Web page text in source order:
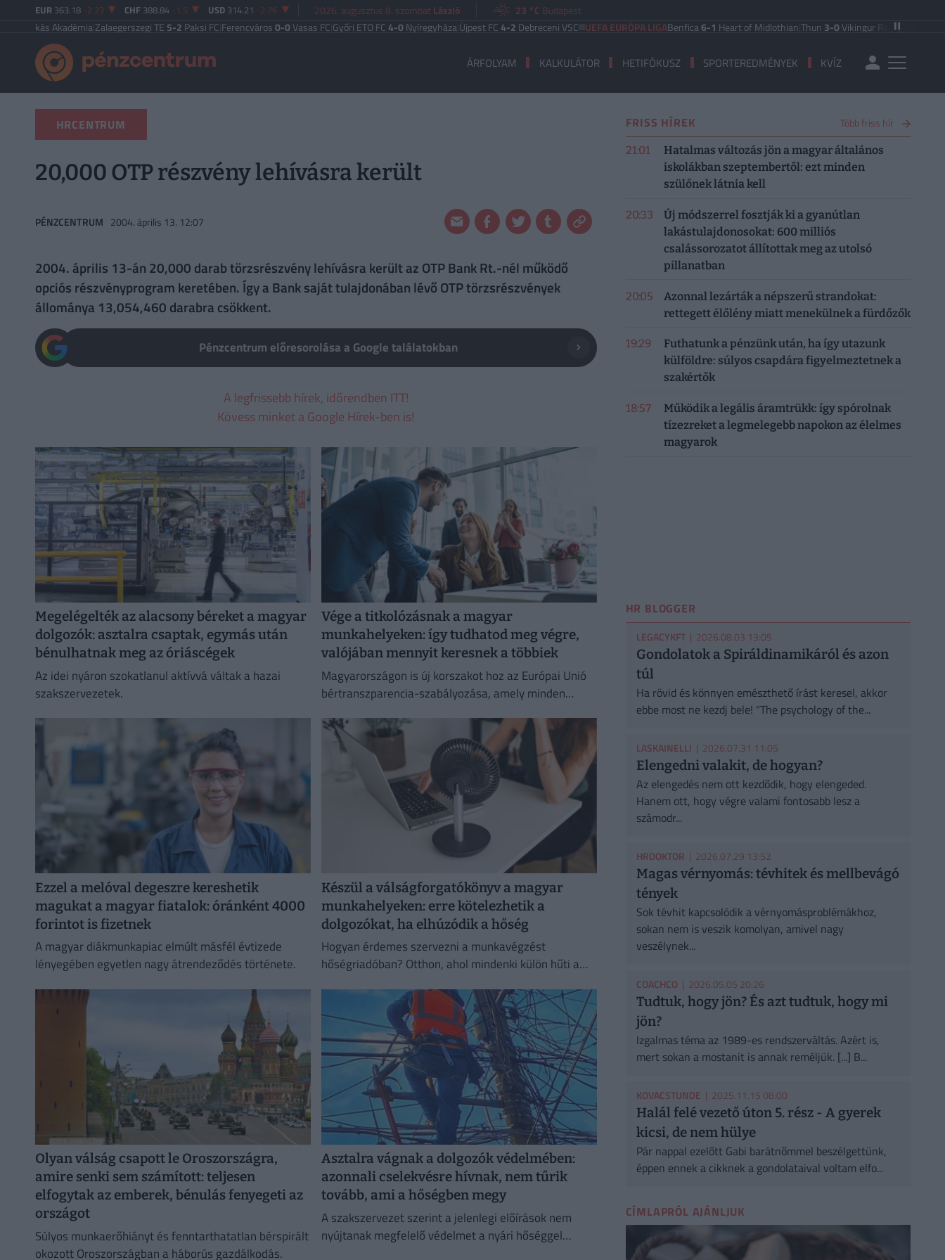
EUR 363.18 -2.23 CHF 388.84 -1.5 USD 314.21 -2.76 2026. augusztus 8. szombatLászló 23 °C Budapest
Akadémia|Zalaegerszegi TE5-2Paksi FC Ferencváros0-0Vasas FC|Győri ETO FC4-0Nyíregyháza|Újpest FC4-2Debreceni VSC UEFA EURÓPA LIGABenfica6-1Heart of Midlothian|Thun3-0Vikingur Reykjavik PAOK Saloniki
ÁRFOLYAM KALKULÁTOR HETIFÓKUSZ SPORTEREDMÉNYEK KVÍZ
HRCENTRUM
20,000 OTP részvény lehívásra került
PÉNZCENTRUM 2004. április 13. 12:07
2004. április 13-án 20,000 darab törzsrészvény lehívásra került az OTP Bank Rt.-nél működő
opciós részvényprogram keretében. Így a Bank saját tulajdonában lévő OTP törzsrészvények
állománya 13,054,460 darabra csökkent.
Pénzcentrum előresorolása a Google találatokban
A legfrissebb hírek, időrendben ITT!
Kövess minket a Google Hírek-ben is!
Megelégelték az alacsony béreket a magyar
dolgozók: asztalra csaptak, egymás után
bénulhatnak meg az óriáscégek
Az idei nyáron szokatlanul aktívvá váltak a hazai
szakszervezetek.
Vége a titkolózásnak a magyar
munkahelyeken: így tudhatod meg végre,
valójában mennyit keresnek a többiek
Magyarországon is új korszakot hoz az Európai Unió
bértranszparencia-szabályozása, amely minden
Ezzel a melóval degeszre kereshetik
magukat a magyar fiatalok: óránként 4000
forintot is fizetnek
A magyar diákmunkapiac elmúlt másfél évtizede
lényegében egyetlen nagy átrendeződés története.
Készül a válságforgatókönyv a magyar
munkahelyeken: erre kötelezhetik a
dolgozókat, ha elhúzódik a hőség
Hogyan érdemes szervezni a munkavégzést
hőségriadóban? Otthon, ahol mindenki külön hűti a
irodaházban, ahol a hűtés központilag működik.
Olyan válság csapott le Oroszországra,
amire senki sem számított: teljesen
elfogytak az emberek, bénulás fenyegeti az
országot
Súlyos munkaerőhiányt és fenntarthatatlan bérspirált
okozott Oroszországban a háborús gazdálkodás.
Asztalra vágnak a dolgozók védelmében:
azonnali cselekvésre hívnak, nem tűrik
tovább, ami a hőségben megy
A szakszervezet szerint a jelenlegi előírások nem
nyújtanak megfelelő védelmet a nyári hőséggel
FRISS HÍREK Több friss hír
21:01
Hatalmas változás jön a magyar általános
iskolákban szeptembertől: ezt minden
szülőnek látnia kell
20:33
Új módszerrel fosztják ki a gyanútlan
lakástulajdonosokat: 600 milliós
csalássorozatot állítottak meg az utolsó
pillanatban
20:05
Azonnal lezárták a népszerű strandokat:
rettegett élőlény miatt menekülnek a fürdőzők
19:29
Futhatunk a pénzünk után, ha így utazunk
külföldre: súlyos csapdára figyelmeztetnek a
szakértők
18:57
Működik a legális áramtrükk: így spórolnak
tízezreket a legmelegebb napokon az élelmes
magyarok
HR BLOGGER
LEGACYKFT| 2026.08.03 13:05
Gondolatok a Spiráldinamikáról és azon
túl
Ha rövid és könnyen emészthető írást keresel, akkor
ebbe most ne kezdj bele! "The psychology of the...
LASKAINELLI | 2026.07.31 11:05
Elengedni valakit, de hogyan?
Az elengedés nem ott kezdődik, hogy elengeded.
Hanem ott, hogy végre valami fontosabb lesz a
számodr...
HRDOKTOR | 2026.07.29 13:52
Magas vérnyomás: tévhitek és mellbevágó
tények
Sok tévhit kapcsolódik a vérnyomásproblémákhoz,
sokan nem is veszik komolyan, amivel nagy
veszélynek...
COACHCO | 2026.05.05 20:26
Tudtuk, hogy jön? És azt tudtuk, hogy mi
jön?
Izgalmas téma az 1989-es rendszerváltás. Azért is,
mert sokan a mostanit is annak reméljük. [...] B...
KOVACSTUNDE | 2025.11.15 08:00
Halál felé vezető úton 5. rész - A gyerek
kicsi, de nem hülye
Pár nappal ezelőtt Gabi barátnőmmel beszélgettünk,
éppen ennek a cikknek a gondolataival voltam elfo...
CÍMLAPRÓL AJÁNLJUK